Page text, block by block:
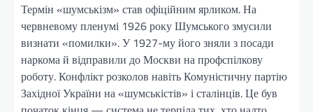
Термін «шумськізм» став офіційним ярликом. На
червневому пленумі 1926 року Шумського змусили
визнати «помилки». У 1927-му його зняли з посади
наркома й відправили до Москви на профспілкову
роботу. Конфлікт розколов навіть Комуністичну партію
Західної України на «шумськістів» і сталінців. Це був